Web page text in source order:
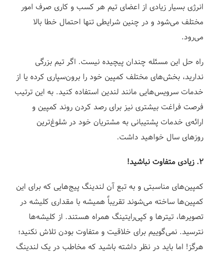
انرژی بسیار زیادی از اعضای تیم هر کسب و کاری صرف امور
مختلف می‌شود و در چنین شرایطی تنها احتمال خطا بالا
می‌رود.
راه حل این مسئله چندان پیچیده نیست. اگر تیم بزرگی
ندارید، بخش‌های مختلف کمپین خود را برون‌سپاری کرده یا از
خدمات سرویس‌هایی مانند لندین استفاده کنید. به این ترتیب
فرصت فراغت بیشتری نیز برای رصد کردن روند کمپین و
ارائه‌ی خدمات پشتیبانی به مشتریان خود در شلوغ‌ترین
روزهای سال خواهید داشت.
۲. زیادی متفاوت نباشید!
کمپین‌های مناسبتی و به تبع آن لندینگ پیج‌هایی که برای این
کمپین‌ها ساخته می‌شوند تقریباً همیشه با مقداری کلیشه در
تصویرها، تیترها و کپی‌رایتینگ همراه هستند. از کلیشه‌ها
نترسید. نمی‌گوییم برای خلاقیت و متفاوت بودن تلاش نکنید؛
هرگز! اما باید در نظر داشته باشید که مخاطب در یک لندینگ